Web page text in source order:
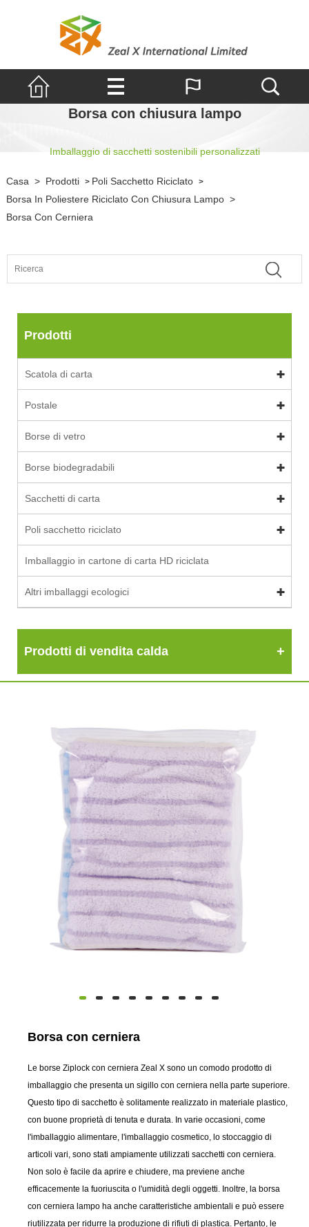
Borsa con chiusura lampo
Imballaggio di sacchetti sostenibili personalizzati
Casa > Prodotti > Poli Sacchetto Riciclato >
Borsa In Poliestere Riciclato Con Chiusura Lampo >
Borsa Con Cerniera
Prodotti
Scatola di carta
Postale
Borse di vetro
Borse biodegradabili
Sacchetti di carta
Poli sacchetto riciclato
Imballaggio in cartone di carta HD riciclata
Altri imballaggi ecologici
Prodotti di vendita calda
Borsa con cerniera
Le borse Ziplock con cerniera Zeal X sono un comodo prodotto di
imballaggio che presenta un sigillo con cerniera nella parte superiore.
Questo tipo di sacchetto è solitamente realizzato in materiale plastico,
con buone proprietà di tenuta e durata. In varie occasioni, come
l'imballaggio alimentare, l'imballaggio cosmetico, lo stoccaggio di
articoli vari, sono stati ampiamente utilizzati sacchetti con cerniera.
Non solo è facile da aprire e chiudere, ma previene anche
efficacemente la fuoriuscita o l'umidità degli oggetti. Inoltre, la borsa
con cerniera lampo ha anche caratteristiche ambientali e può essere
riutilizzata per ridurre la produzione di rifiuti di plastica. Pertanto, le